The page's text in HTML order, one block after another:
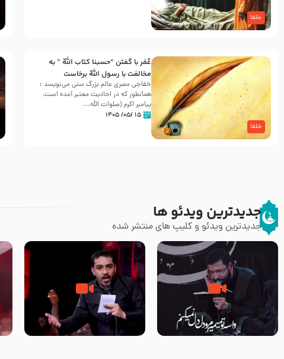
خلفا
خلفا
عُمَر با گفتن “حسبنا كتاب اللّه ” به
مخالفت با رسول اللّه برخاست
خفاجی مصری عالم بزرگ سنی می‌نویسد :
همانطور که در احادیث معتبر آمده است،
پیامبر اکرم (صلوات اللّه...
۱۵ /۰۵/ ۱۴۰۵
جدیدترین ویدئو ها
جدیدترین ویدئو و کلیپ های منتشر شده
مصداق کربلا – حاج حسین سیب
شور ، حسینا! به‌ حق زهرا «أُنْظُرْ
إِلَینا» – عزاداری شب هفتم ماه